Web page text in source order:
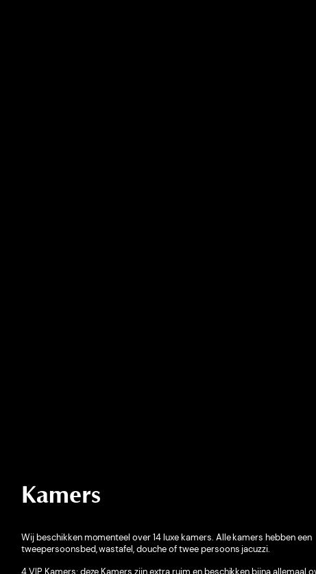
Kamers
Wij beschikken momenteel over 14 luxe kamers. Alle kamers hebben een
tweepersoonsbed, wastafel, douche of twee persoons jacuzzi.